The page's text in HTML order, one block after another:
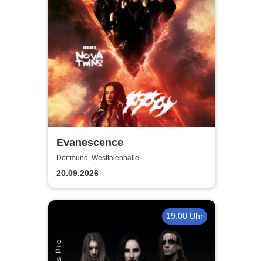
Evanescence
Dortmund, Westfalenhalle
20.09.2026
19:00 Uhr